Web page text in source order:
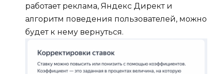
работает реклама, Яндекс Директ и
алгоритм поведения пользователей, можно
будет к нему вернуться.